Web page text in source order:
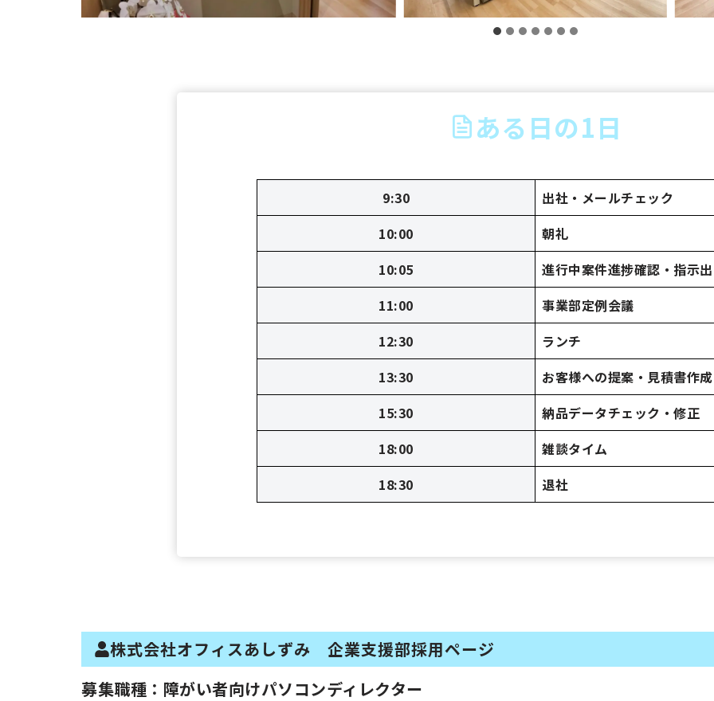
ある日の1日
9:30
出社・メールチェック
10:00
朝礼
10:05
進行中案件進捗確認・指示
11:00
事業部定例会議
12:30
ランチ
13:30
お客様への提案・見積書作成
15:30
納品データチェック・修正
18:00
雑談タイム
18:30
退社
株式会社オフィスあしずみ 企業支援部採用ページ
募集職種： 障がい者向けパソコンディレクター